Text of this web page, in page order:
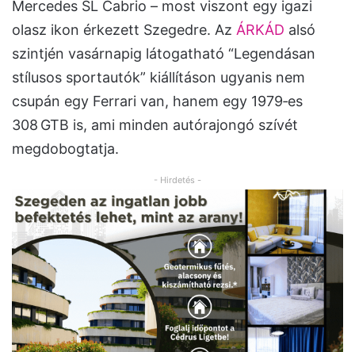
Mercedes SL Cabrio – most viszont egy igazi
olasz ikon érkezett Szegedre. Az ÁRKÁD alsó
szintjén vasárnapig látogatható “Legendásan
stílusos sportautók” kiállításon ugyanis nem
csupán egy Ferrari van, hanem egy 1979‑es
308 GTB is, ami minden autórajongó szívét
megdobogtatja.
- Hirdetés -